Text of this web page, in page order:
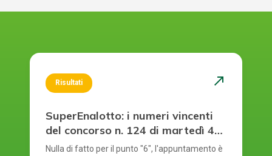
Risultati north_east
SuperEnalotto: i numeri vincenti
del concorso n. 124 di martedì 4
agosto 2026
Nulla di fatto per il punto "6", l'appuntamento è